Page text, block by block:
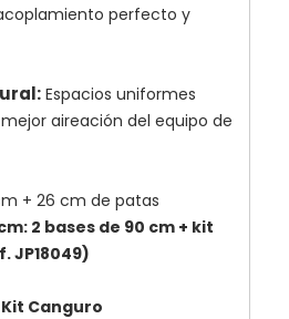
perfecto y
Espacios uniformes
aireación del equipo de
+ 26 cm de patas
2 bases de 90 cm + kit
JP18049)
Canguro